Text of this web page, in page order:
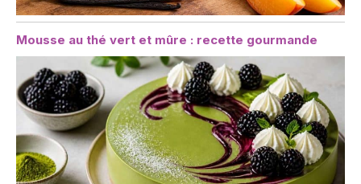
Mousse au thé vert et mûre : recette gourmande